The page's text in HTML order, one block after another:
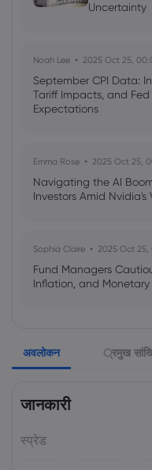
Stocks
Uncertainty
Noah Lee 2025 Oct 25,
September CPI Data:
Tariff Impacts, and
Expectations
Emma Rose 2025 Oct 25,
Navigating the AI
Investors Amid
Sophia Claire 2025 Oct 25,
Fund Managers
Inflation, and Monetary
US Government
October Inflation Data
US-EU Relations:
अवलोकन ्रमुख
जानकारी
स्प्रेड